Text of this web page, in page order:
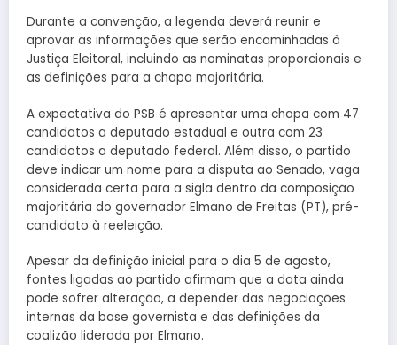
Durante a convenção, a legenda deverá reunir e
aprovar as informações que serão encaminhadas à
Justiça Eleitoral, incluindo as nominatas proporcionais e
as definições para a chapa majoritária.
A expectativa do PSB é apresentar uma chapa com 47
candidatos a deputado estadual e outra com 23
candidatos a deputado federal. Além disso, o partido
deve indicar um nome para a disputa ao Senado, vaga
considerada certa para a sigla dentro da composição
majoritária do governador Elmano de Freitas (PT), pré-
candidato à reeleição.
Apesar da definição inicial para o dia 5 de agosto,
fontes ligadas ao partido afirmam que a data ainda
pode sofrer alteração, a depender das negociações
internas da base governista e das definições da
coalizão liderada por Elmano.